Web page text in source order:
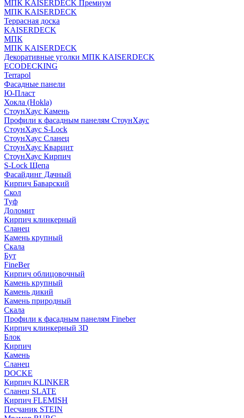
МПК KAISERDECK Премиум
МПК KAISERDECK
Террасная доска
KAISERDECK
МПК
МПК KAISERDECK
Декоративные уголки МПК KAISERDECK
ECODECKING
Terrapol
Фасадные панели
Ю-Пласт
Хокла (Hokla)
СтоунХаус Камень
Профили к фасадным панелям СтоунХаус
СтоунХаус S-Lock
СтоунХаус Сланец
СтоунХаус Кварцит
СтоунХаус Кирпич
S-Lock Щепа
Фасайдинг Дачный
Кирпич Баварский
Скол
Туф
Доломит
Кирпич клинкерный
Сланец
Камень крупный
Скала
Бут
FineBer
Кирпич облицовочный
Камень крупный
Камень дикий
Камень природный
Скала
Профили к фасадным панелям Fineber
Кирпич клинкерный 3D
Блок
Кирпич
Камень
Сланец
DOCKE
Кирпич KLINKER
Сланец SLATE
Кирпич FLEMISH
Пес­ча­ник STEIN